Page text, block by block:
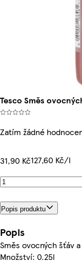
Tesco Směs
Zatím žádné
31,90 Kč127,60 Kč/l
Popis produktu
Popis
Směs ovocných šťáv
Množství: 0.25l